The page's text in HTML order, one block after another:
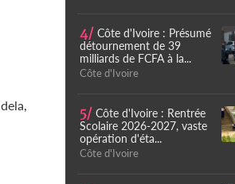
4/ Côte d'Ivoire : Présumé
détournement de 39
milliards de FCFA à la...
Côte d'Ivoire
5/ Côte d'Ivoire : Rentrée
Scolaire 2026-2027, vaste
opération d'éta...
Côte d'Ivoire